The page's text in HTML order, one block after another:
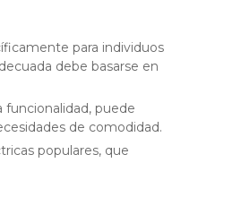
para individuos
debe basarse en
funcionalidad, puede
de comodidad.
populares, que